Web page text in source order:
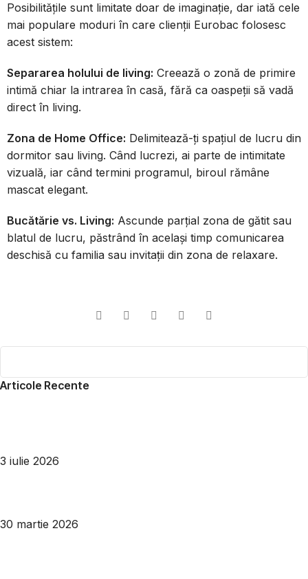
Posibilitățile sunt limitate doar de imaginație, dar iată cele
mai populare moduri în care clienții Eurobac folosesc
acest sistem:
Separarea holului de living: Creează o zonă de primire
intimă chiar la intrarea în casă, fără ca oaspeții să vadă
direct în living.
Zona de Home Office: Delimitează-ți spațiul de lucru din
dormitor sau living. Când lucrezi, ai parte de intimitate
vizuală, iar când termini programul, biroul rămâne
mascat elegant.
Bucătărie vs. Living: Ascunde parțial zona de gătit sau
blatul de lucru, păstrând în același timp comunicarea
deschisă cu familia sau invitații din zona de relaxare.
Articole Recente
3 iulie 2026
30 martie 2026